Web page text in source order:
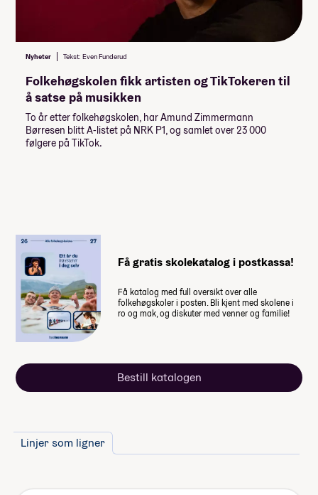
Komposisjon/Låtskriving
Komposisjon/Låtskriving (Halvårskurs)
Folkemusikk
Folkemusikk (Halvårskurs)
Direksjon (Halvårskurs)
Musikk, bo og fritid
Stipend fra Lånekassen
Les mer om priser, lån og stipend
Studiestøtten for neste år vedtas av
Når du takker ja til skoleplassen må du
betale et administrasjonsgebyr. Resten av
summen betaler du månedsvis gjennom
skoleåret. Nærmere informasjon får du fra
skolen.
Nyheter Tekst: Even Funderud
Folkehøgskolen fikk artisten og TikTokeren til
å satse på musikken
To år etter folkehøgskolen, har Amund Zimmermann
Børresen blitt A-listet på NRK P1, og samlet over 23 000
følgere på TikTok.
Få gratis skolekatalog i postkassa!
Få katalog med full oversikt over alle
folkehøgskoler i posten. Bli kjent med skolene i
ro og mak, og diskuter med venner og familie!
Bestill katalogen
Linjer som ligner